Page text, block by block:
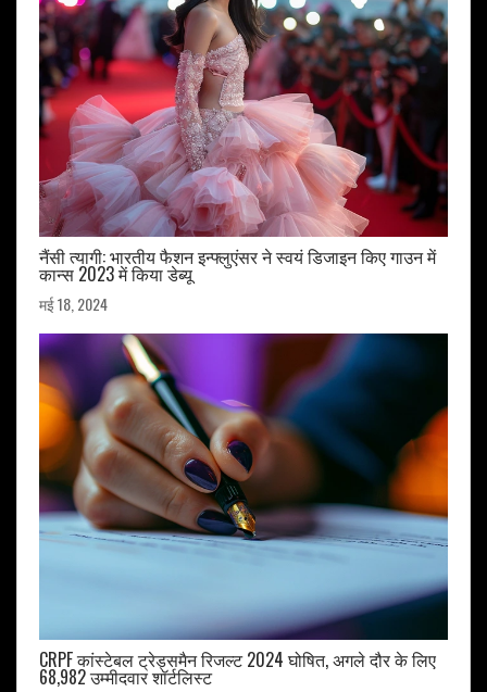
नैंसी त्यागी: भारतीय फैशन इन्फ्लुएंसर ने स्वयं डिजाइन किए गाउन में
कान्स 2023 में किया डेब्यू
मई 18, 2024
CRPF कांस्टेबल ट्रेड्समैन रिजल्ट 2024 घोषित, अगले दौर के लिए
68,982 उम्मीदवार शॉर्टलिस्ट